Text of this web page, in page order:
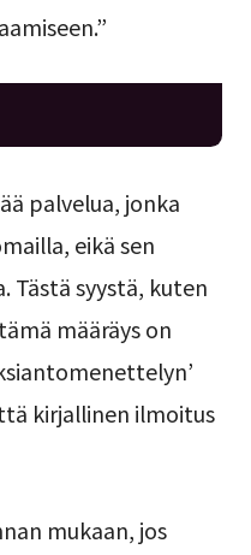
palvelua, jonka
eikä sen
Tästä syystä, kuten
määräys on
kirjallinen ilmoitus
mukaan, jos